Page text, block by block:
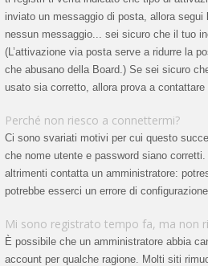
inviato un messaggio di posta, allora
nessun messaggio... sei sicuro che il tuo
(L’attivazione via posta serve a ridurre la
che abusano della Board.) Se sei sicuro
usato sia corretto, allora prova a
Perché non riesco a connettermi?
Ci sono svariati motivi per cui questo
che nome utente e password siano
altrimenti contatta un amministratore:
potrebbe esserci un errore di
Mi sono registrato tempo fa, ma non
È possibile che un amministratore abbia
account per qualche ragione. Molti siti